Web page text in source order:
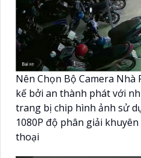
Nên Chọn Bộ Camera
kế bởi an thành phát với
trang bị chip hình ảnh sử
1080P độ phân giải
thoại